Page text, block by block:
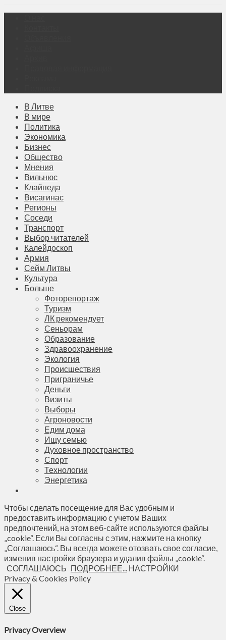
В Литве
В мире
Политика
Экономика
Бизнес
Общество
Мнения
Вильнюс
Клайпеда
Висагинас
Регионы
Соседи
Транспорт
Выбор читателей
Калейдоскоп
Армия
Сейм Литвы
Культура
Больше
Фоторепортаж
Туризм
ЛК рекомендует
Сеньорам
Образование
Здравоохранение
Экология
Происшествия
Приграничье
Деньги
Визиты
Выборы
Агроновости
Едим дома
Ищу семью
Духовное пространство
Спорт
Технологии
Энергетика
Чтобы сделать посещение для Вас удобным и
предоставить информацию с учетом Ваших
предпочтений, на этом веб-сайте используются файлы
„cookie“. Если Вы согласны с этим, нажмите на кнопку
„Соглашаюсь“. Вы всегда можете отозвать свое согласие,
изменив настройки браузера и удалив файлы „cookie“.
СОГЛАШАЮСЬ ПОДРОБНЕЕ... НАСТРОЙКИ
Privacy & Cookies Policy
Close
Privacy Overview